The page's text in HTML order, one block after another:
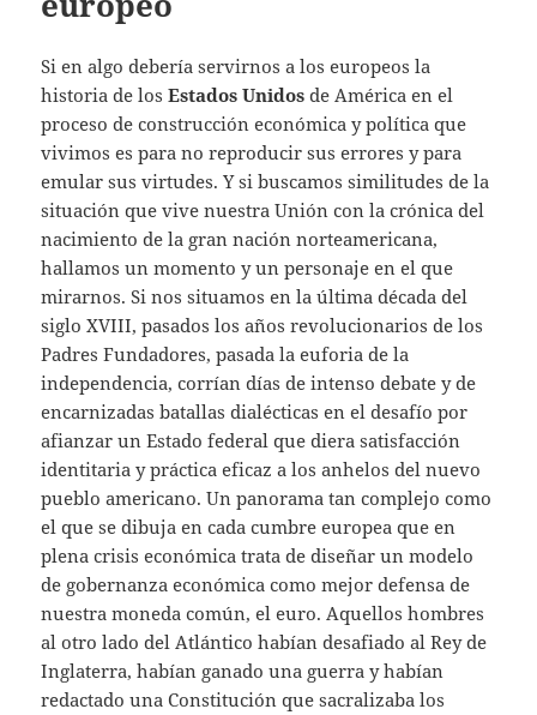
Si en algo debería servirnos a los europeos la
historia de losEstados Unidos de América en el
proceso de construcción económica y política que
vivimos es para no reproducir sus errores y para
emular sus virtudes. Y si buscamos similitudes de la
situación que vive nuestra Unión con la crónica del
nacimiento de la gran nación norteamericana,
hallamos un momento y un personaje en el que
mirarnos. Si nos situamos en la última década del
siglo XVIII, pasados los años revolucionarios de los
Padres Fundadores, pasada la euforia de la
independencia, corrían días de intenso debate y de
encarnizadas batallas dialécticas en el desafío por
afianzar un Estado federal que diera satisfacción
identitaria y práctica eficaz a los anhelos del nuevo
pueblo americano. Un panorama tan complejo como
el que se dibuja en cada cumbre europea que en
plena crisis económica trata de diseñar un modelo
de gobernanza económica como mejor defensa de
nuestra moneda común, el euro. Aquellos hombres
al otro lado del Atlántico habían desafiado al Rey de
Inglaterra, habían ganado una guerra y habían
redactado una Constitución que sacralizaba los